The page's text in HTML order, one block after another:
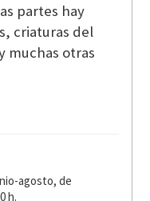
partes hay
criaturas del
muchas otras
agosto, de
h.